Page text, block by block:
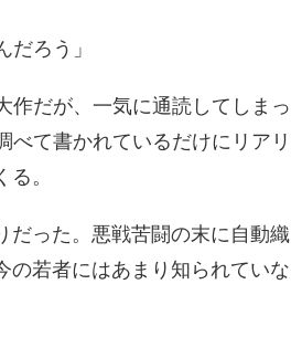
だろう」
作だが、一気に通読してしまっ
べて書かれているだけにリアリ
。
だった。悪戦苦闘の末に自動織
の若者にはあまり知られていな